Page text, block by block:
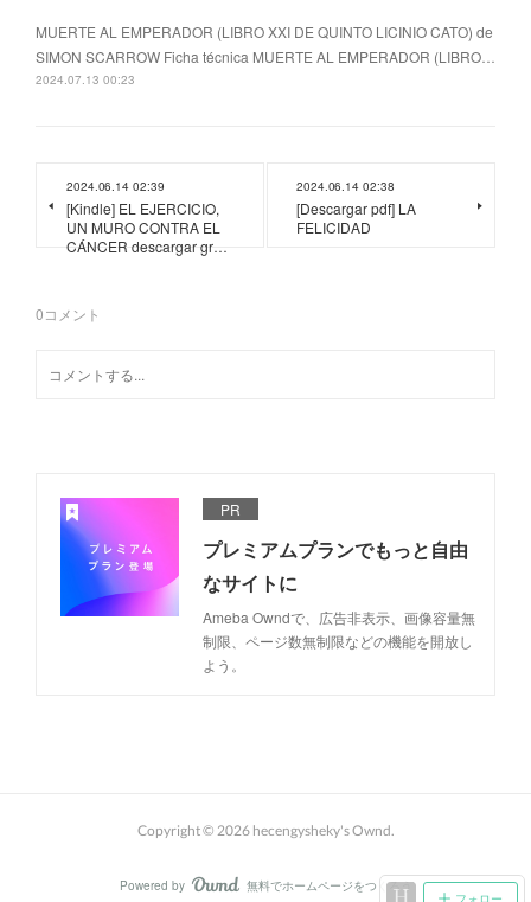
MUERTE AL EMPERADOR (LIBRO XXI DE QUINTO LICINIO CATO) de
SIMON SCARROW Ficha técnica MUERTE AL EMPERADOR (LIBRO…
2024.07.13 00:23
2024.06.14 02:39
[Kindle] EL EJERCICIO,
UN MURO CONTRA EL
CÁNCER descargar gr…
2024.06.14 02:38
[Descargar pdf] LA
FELICIDAD
0コメント
PR
プレミアムプランでもっと自由
なサイトに
Ameba Owndで、広告非表示、画像容量無
制限、ページ数無制限などの機能を開放し
よう。
フォロー
Copyright © 2026 hecengysheky's Ownd.
Powered by AmebaOwnd
無料でホームページをつくろう